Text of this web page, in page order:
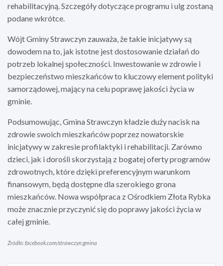
rehabilitacyjną. Szczegóły dotyczące programu i ulg zostaną
podane wkrótce.
Wójt Gminy Strawczyn zauważa, że takie inicjatywy są
dowodem na to, jak istotne jest dostosowanie działań do
potrzeb lokalnej społeczności. Inwestowanie w zdrowie i
bezpieczeństwo mieszkańców to kluczowy element polityki
samorządowej, mający na celu poprawę jakości życia w
gminie.
Podsumowując, Gmina Strawczyn kładzie duży nacisk na
zdrowie swoich mieszkańców poprzez nowatorskie
inicjatywy w zakresie profilaktyki i rehabilitacji. Zarówno
dzieci, jak i dorośli skorzystają z bogatej oferty programów
zdrowotnych, które dzięki preferencyjnym warunkom
finansowym, będą dostępne dla szerokiego grona
mieszkańców. Nowa współpraca z Ośrodkiem Złota Rybka
może znacznie przyczynić się do poprawy jakości życia w
całej gminie.
Źródło: facebook.com/strawczyn.gmina